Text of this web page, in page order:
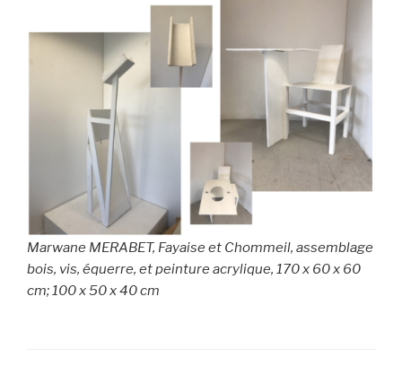
Marwane MERABET, Fayaise et Chommeil, assemblage
bois, vis, équerre, et peinture acrylique, 170 x 60 x 60
cm; 100 x 50 x 40 cm